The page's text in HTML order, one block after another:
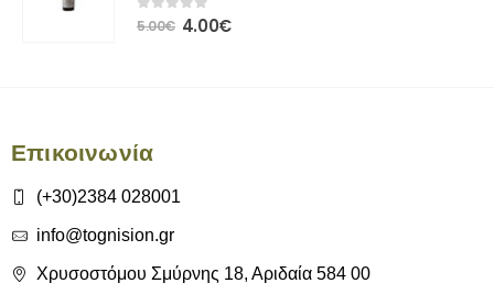
0 out of 5
5.00€ 4.00€
Επικοινωνία
(+30)2384 028001
info@tognision.gr
Χρυσοστόμου Σμύρνης 18, Αριδαία 584 00